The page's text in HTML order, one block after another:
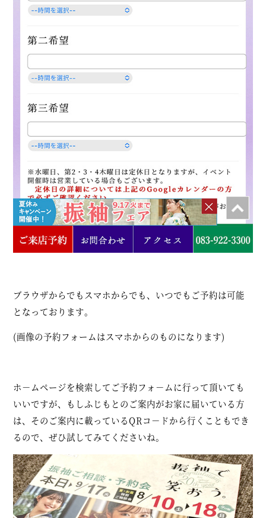
ブラウザからでもスマホからでも、いつでもご予約は可能
となっております。
(画像の予約フォームはスマホからのものになります)
ホ－ムページを検索してご予約フォ－ムに行って頂いても
いいですが、もしふじもとのご案内がお家に届いている方
は、そのご案内に載っているQRコ－ドから行くこともでき
るので、ぜひ試してみてくださいね。